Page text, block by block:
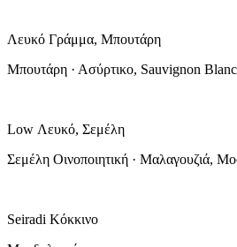
Λευκό Γράμμα, Μπουτάρη
Μπουτάρη · Ασύρτικο, Sauvignon
Low Λευκό, Σεμέλη
Σεμέλη Οινοποιητική · Μαλαγουζιά,
Seiradi Κόκκινο